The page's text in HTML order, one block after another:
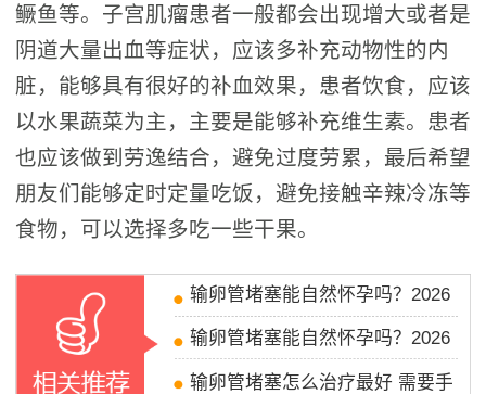
鳜鱼等。子宫肌瘤患者一般都会出现增大或者是
阴道大量出血等症状，应该多补充动物性的内
脏，能够具有很好的补血效果，患者饮食，应该
以水果蔬菜为主，主要是能够补充维生素。患者
也应该做到劳逸结合，避免过度劳累，最后希望
朋友们能够定时定量吃饭，避免接触辛辣冷冻等
食物，可以选择多吃一些干果。
输卵管堵塞能自然怀孕吗？2026
输卵管堵塞能自然怀孕吗？2026
输卵管堵塞怎么治疗最好 需要手